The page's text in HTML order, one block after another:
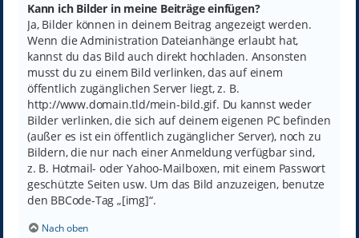
Kann ich Bilder in meine Beiträge einfügen?
Ja, Bilder können in deinem Beitrag angezeigt werden.
Wenn die Administration Dateianhänge erlaubt hat,
kannst du das Bild auch direkt hochladen. Ansonsten
musst du zu einem Bild verlinken, das auf einem
öffentlich zugänglichen Server liegt, z. B.
http://www.domain.tld/mein-bild.gif. Du kannst weder
Bilder verlinken, die sich auf deinem eigenen PC befinden
(außer es ist ein öffentlich zugänglicher Server), noch zu
Bildern, die nur nach einer Anmeldung verfügbar sind,
z. B. Hotmail- oder Yahoo-Mailboxen, mit einem Passwort
geschützte Seiten usw. Um das Bild anzuzeigen, benutze
den BBCode-Tag „[img]“.
Nach oben